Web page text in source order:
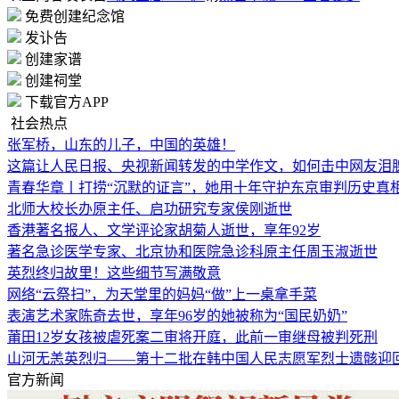
免费创建纪念馆
发讣告
创建家谱
创建祠堂
下载官方APP
社会热点
张军桥，山东的儿子，中国的英雄！
这篇让人民日报、央视新闻转发的中学作文，如何击中网友
青春华章丨打捞“沉默的证言”，她用十年守护东京审判历史真
北师大校长办原主任、启功研究专家侯刚逝世
香港著名报人、文学评论家胡菊人逝世，享年92岁
著名急诊医学专家、北京协和医院急诊科原主任周玉淑逝世
英烈终归故里！这些细节写满敬意
网络“云祭扫”，为天堂里的妈妈“做”上一桌拿手菜
表演艺术家陈奇去世，享年96岁的她被称为“国民奶奶”
莆田12岁女孩被虐死案二审将开庭，此前一审继母被判死刑
山河无恙英烈归——第十二批在韩中国人民志愿军烈士遗骸迎
官方新闻